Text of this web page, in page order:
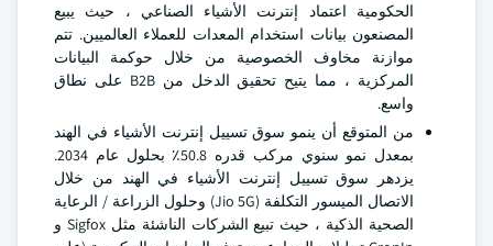
الحكومية اعتماد إنترنت الأشياء الصناعي ، حيث يبيع
المصنعون بيانات استخدام المعدات للعملاء العالميين. تتم
موازنة مخاوف الخصوصية من خلال حوكمة البيانات
المركزية ، مما يتيح تحقيق الدخل من B2B على نطاق
واسع.
من المتوقع أن ينمو سوق تسييل إنترنت الأشياء في الهند
بمعدل نمو سنوي مركب قدره 50.8٪ بحلول عام 2034.
يزدهر سوق تسييل إنترنت الأشياء في الهند من خلال
الاتصال الميسور التكلفة (Jio 5G) وحلول الزراعة / الرعاية
الصحية الذكية ، حيث تبيع الشركات الناشئة مثل Sigfox و